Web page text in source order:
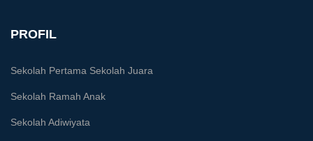
PROFIL
Sekolah Pertama Sekolah Juara
Sekolah Ramah Anak
Sekolah Adiwiyata